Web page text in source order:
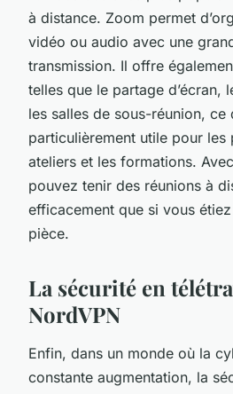
à distance. Zoom permet
vidéo ou audio avec une
transmission. Il offre
telles que le partage d’écran,
les salles de sous-réunion, ce
particulièrement utile pour les
ateliers et les formations.
pouvez tenir des réunions à
efficacement que si vous
pièce.
La sécurité en
NordVPN
Enfin, dans un monde où la
constante augmentation, la